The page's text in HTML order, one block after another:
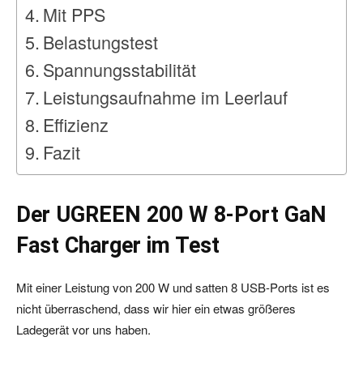
Mit PPS
Belastungstest
Spannungsstabilität
Leistungsaufnahme im Leerlauf
Effizienz
Fazit
Der UGREEN 200 W 8-Port GaN
Fast Charger im Test
Mit einer Leistung von 200 W und satten 8 USB-Ports ist es
nicht überraschend, dass wir hier ein etwas größeres
Ladegerät vor uns haben.